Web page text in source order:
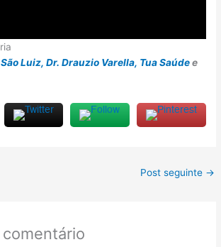
Luiz, Dr. Drauzio Varella, Tua Saúdee
Post seguinte →